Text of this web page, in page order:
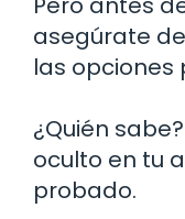
asegúrate
las opciones
¿Quién
oculto en tu
probado.